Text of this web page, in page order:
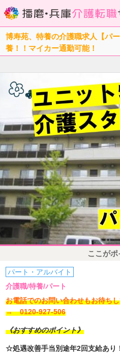
博寿苑、特養の介護職求人【パ
養！！マイカー通勤可能！
ここがポ
パート・アルバイト
介護職/特養/パート
お電話でのお問い合わせもお待ち
→ 0120-927-506
《おすすめのポイント》
☆処遇改善手当別途年2回支給あり